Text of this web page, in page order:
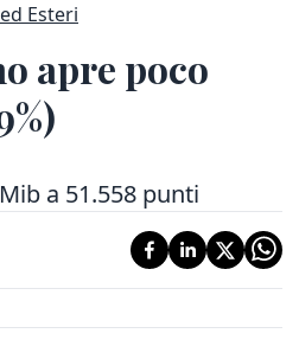
Esteri
apre poco
a 51.558 punti